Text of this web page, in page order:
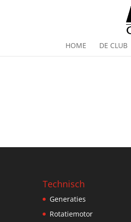
HOME DE CLUB
Technisch
Generaties
Rotatiemotor